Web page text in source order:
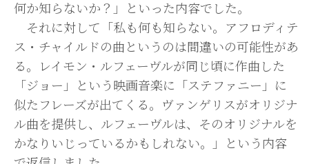
何か知らないか？」といった内容でした。
それに対して「私も何も知らない。アフロディテ
ス・チャイルドの曲というのは間違いの可能性があ
る。レイモン・ルフェーヴルが同じ頃に作曲した
「ジョー」という映画音楽に「ステファニー」に
似たフレーズが出てくる。ヴァンゲリスがオリジナ
ル曲を提供し、ルフェーヴルは、そのオリジナルを
かなりいじっているかもしれない。」という内容